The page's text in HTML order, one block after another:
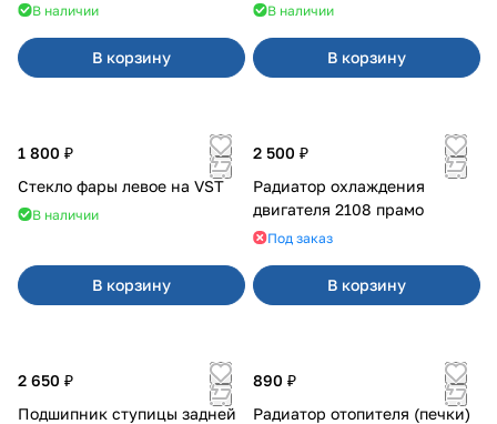
В наличии
В корзину
В наличии
В корзину
1 800 ₽
Стекло фары левое на VST
В наличии
В корзину
2 500 ₽
Радиатор охлаждения
двигателя 2108 прамо
Под заказ
В корзину
2 650 ₽
Подшипник ступицы задней
890 ₽
Радиатор отопителя (печки)